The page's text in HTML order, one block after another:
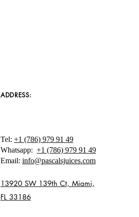
ADDRESS:
Tel: +1 (786) 979 91 49
Whatsapp: +1 (786) 979 91 49
Email: info@pascalsjuices.com
13920 SW 139th Ct, Miami,
FL 33186